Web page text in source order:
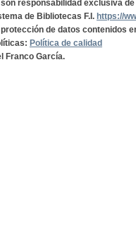
responsabilidad exclusiva
de Bibliotecas F.I. https://
de datos contenidos
Política de calidad
Franco García.